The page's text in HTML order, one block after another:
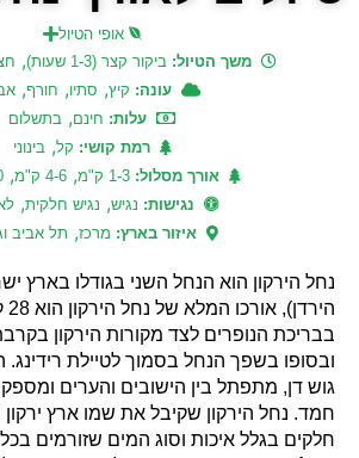
אופי הטיול
משך הטיול:ביקור קצר (1-3 שעות) ,
עונה: קיץ, סתיו, חורף,
עלות: חינם, בתשלום
רמת קושי: קל, בינוני
אורך מסלול: 1-3 ק"מ , 4-6 ק"מ ,
נגישות: נגיש, נגיש חלקית,
איזור בארץ: מרכז, תל אביב
נחל הירקון הוא הנחל השני בגודלו בארץ
בבריכת הנופרים לצד מקורות הירקון
ובסופו בשפך הנחל בסמוך לטיילת רידינג.
גוש דן, מתפתל בין הישובים והערים ומספק
חמד. נחל הירקון שקיבל את שמו ארץ
חלקים בגלל איכות וסוג המים שזורמים